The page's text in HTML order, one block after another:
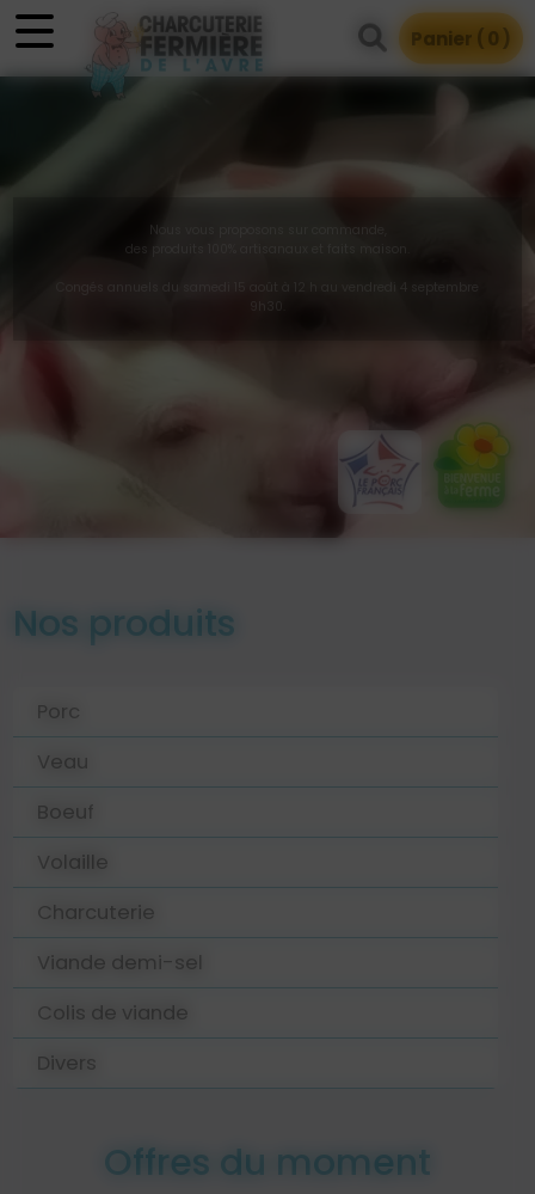
Panneau de gestion des cookies
Panier ( 0 )
Nous vous proposons sur commande,
des produits 100% artisanaux et faits maison.
Nos produits
Porc
Veau
Boeuf
Volaille
Charcuterie
Viande demi-sel
Colis de viande
Divers
Offres du moment